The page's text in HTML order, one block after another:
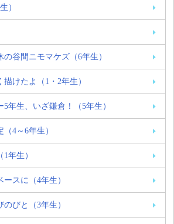
）
谷間ニモマケズ（6年生）
けたよ（1・2年生）
年生、いざ鎌倉！（5年生）
4～6年生）
年生）
スに（4年生）
びと（3年生）